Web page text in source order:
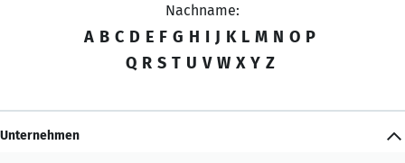
Nachname:
A B C D E F G H I J K L M N O P
Q R S T U V W X Y Z
Unternehmen